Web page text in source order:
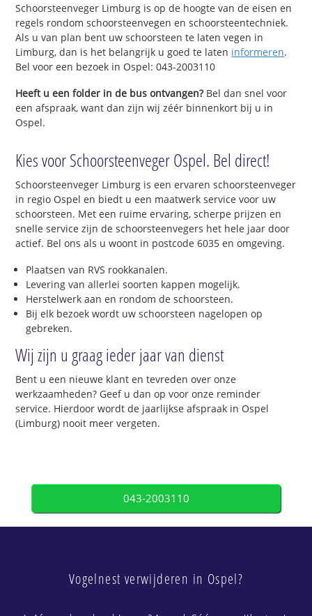
Schoorsteenveger Limburg is op de hoogte van de eisen en
regels rondom schoorsteenvegen en schoorsteentechniek.
Als u van plan bent uw schoorsteen te laten vegen in
Limburg, dan is het belangrijk u goed te laten informeren.
Bel voor een bezoek in Ospel: 043-2003110
Heeft u een folder in de bus ontvangen?Bel dan snel voor
een afspraak, want dan zijn wij zéér binnenkort bij u in
Ospel.
Kies voor Schoorsteenveger Ospel. Bel direct!
Schoorsteenveger Limburg is een ervaren schoorsteenveger
in regio Ospel en biedt u een maatwerk service voor uw
schoorsteen. Met een ruime ervaring, scherpe prijzen en
snelle service zijn de schoorsteenvegers het hele jaar door
actief. Bel ons als u woont in postcode 6035 en omgeving.
Plaatsen van RVS rookkanalen.
Levering van allerlei soorten kappen mogelijk.
Herstelwerk aan en rondom de schoorsteen.
Bij elk bezoek wordt uw schoorsteen nagelopen op
gebreken.
Wij zijn u graag ieder jaar van dienst
Bent u een nieuwe klant en tevreden over onze
werkzaamheden? Geef u dan op voor onze reminder
service. Hierdoor wordt de jaarlijkse afspraak in Ospel
(Limburg) nooit meer vergeten.
043-2003110
Vogelnest verwijderen in Ospel?